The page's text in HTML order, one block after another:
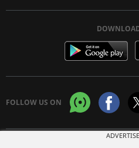
FOLLOW US ON